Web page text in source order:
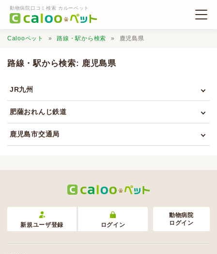
動物病院口コミ検索 カルーペット
Calooペット 路線・駅から検索 鹿児島県
路線・駅から検索: 鹿児島県
JR九州
肥薩おれんじ鉄道
鹿児島市交通局
新規ユーザ登録 ログイン
動物病院
ログイン